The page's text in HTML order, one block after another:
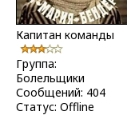
Капитан команды
Группа:
Болельщики
Сообщений: 404
Статус: Offline